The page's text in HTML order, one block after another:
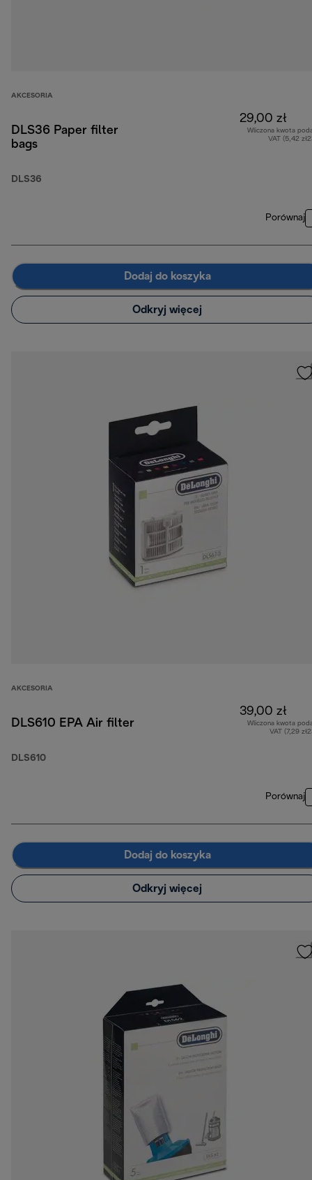
AKCESORIA
DLS36 Paper filter
bags
DLS36
29,00 zł
Wliczona kwota
VAT (5,42
Porównaj
Dodaj do koszyka
Odkryj więcej
AKCESORIA
DLS610 EPA Air filter
DLS610
39,00 zł
Wliczona kwota
VAT (7,29
Porównaj
Dodaj do koszyka
Odkryj więcej